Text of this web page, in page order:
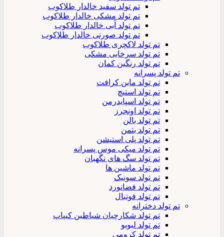
تم تولد سفید خالدار طلاکوب
تم تولد مشکی خالدار طلاکوب
تم تولد آبی خالدار طلاکوب
تم تولد صورتی خالدار طلاکوب
تم تولد لاکچری طلاکوب
تم تولد سرخابی مشکی
تم تولد رنگین کمان
تم تولد پسرانه
تم تولد ماین کرافت
تم تولد استیچ
تم تولد اسپایدرمن
تم تولد اونجرز
تم تولد بالن
تم تولد بتمن
تم تولد پلی استیشن
تم تولد میکی موس پسرانه
تم تولد سگ های نگهبان
تم تولد ماشین ها
تم تولد سونیک
تم تولد فضانورد
تم تولد فوتبال
تم تولد دخترانه
تم تولد شکارچیان شیاطین کیپاپ
تم تولد لبوبو
تم تولد کرومی